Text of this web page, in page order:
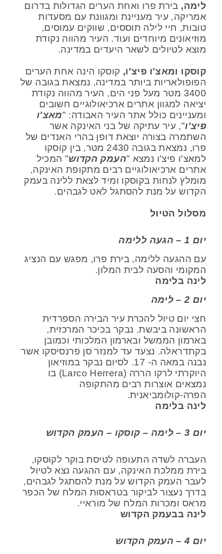
לימה, בירת פרו ואחת הערים הגדולות בדרום
אמריקה, עיר מעניינת ומגוונת עם מסעדות
טובות, חיי לילה תוססים, שווקים עמוסים,
מוזיאונים מיוחדים ועוד. העיר מהווה נקודת
מוצא לטיולים לשאר היעדים במדינה.
קוסקו ומאצ'ו פיצ'ו, קוסקו הינה אחת הערים
הפופולאריות ביותר במדינה, נמצאת בגובה של
3400 מטר מעל פני הים, העיר מהווה נקודת
יציאה למגוון אתרים ארכיאולוגיים חשובים
ומעניינים כולל אתר העיר האבודה: "מאצ'ו
פיצ'ו", עיר עתיקה של בני האינקה אשר
השתמרה בצורה יוצאת דופן בהרי האנדים של
פרו, נמצאת בגובה 2430 מטר, בין קוסקו
למאצ'ו פיצ'ו נמצא "העמק הקדוש" המכיל
אתרים ארכיאולוגיים רבים מתקופת האינקה,
מומלץ לנחות בקוסקו ומיד לצאת ללינה בעמק
הקדוש על מנת להסתגל לאט לגבהים.
מסלול הטיול
יום 1 – הגעה ללימה
עם ההגעה ללימה, בירת פרו, מפגש עם הנציג
המקומי והסעה לבית המלון.
לינה בלימה
יום 2 – לימה
חצי יום טיול להכרת עיר הבירה הספרדית
הראשונה ביבשת. נבקר בכיכר המרכזית,
בארמון הממשל ובארמון המלכותי וכמובן
בקתדראלה. נצעד עד למנזר סן פרנסיסקו אשר
נבנה במאה ה- 17. לסיום נבקר במוזיאון
היוקרתי לרקו הררה (Larco Herrera) בו
נמצאים אוצרות רבים מהתקופה
הפרה-קולומביאנית.
לינה בלימה
יום 3 – לימה – קוסקו – העמק הקדוש
העברה לשדה התעופה לטיסת בוקר לקוסקו,
בירת ממלכת האינקה, עם ההגעה נצא לטיול
לעבר העמק הקדוש על מנת להסתגל לגבהים,
בדרך נעצור לביקור בטראסות המלח של הכפר
מראס ומכרות המלח של מוראיי.
לינה בבעמק הקדוש
יום 4 – העמק הקדוש